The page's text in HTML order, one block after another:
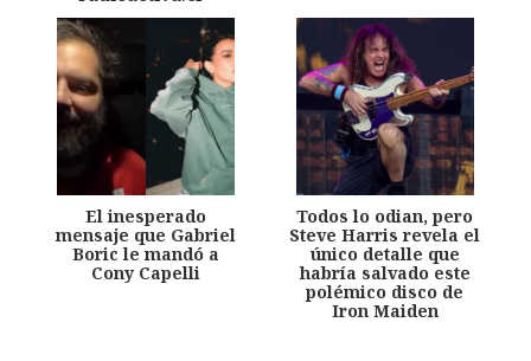
El inesperado
mensaje que Gabriel
Boric le mandó a
Cony Capelli
Todos lo odian, pero
Steve Harris revela el
único detalle que
habría salvado este
polémico disco de
Iron Maiden